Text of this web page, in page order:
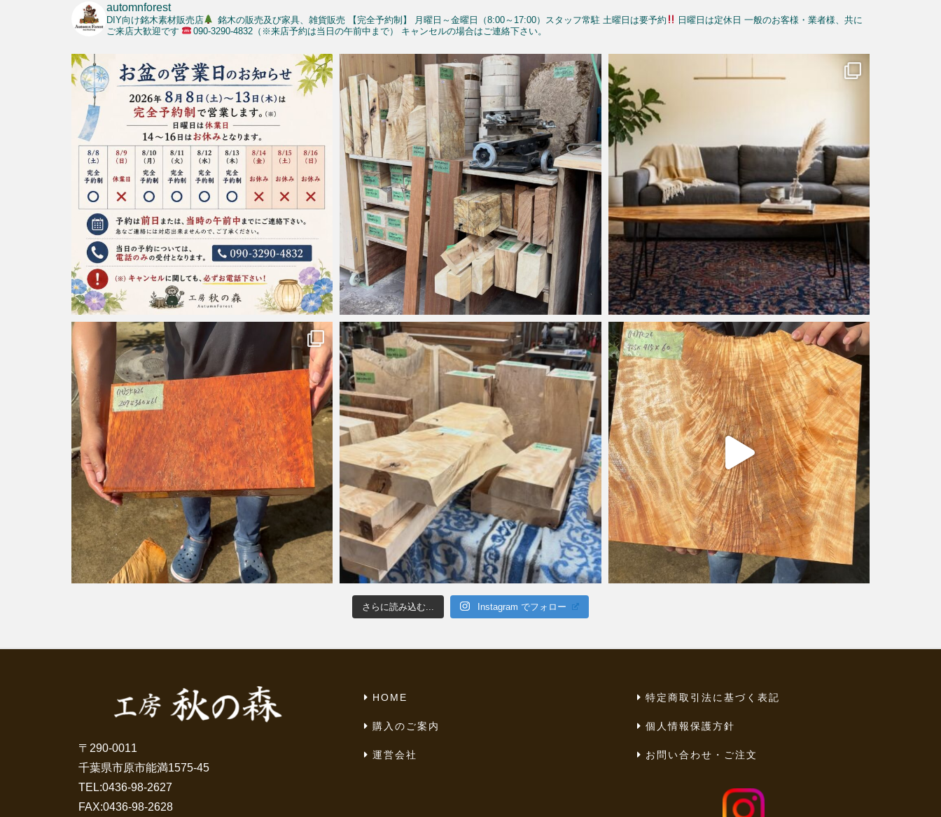
automnforest
DIY向け銘木素材販売店 銘木の販売及び家具、雑貨販売 【完全予約制】 月曜日～金曜日（8:00～17:00）スタッフ常駐 土曜日は要予約 日曜日は定休日 一般のお客様・業者様、共に
ご来店大歓迎です
090-3290-4832（※来店予約は当日の午前中まで） キャンセルの場合はご連絡下さい。
さらに読み込む... Instagram でフォロー
〒290-0011
千葉県市原市能満1575-45
TEL:0436-98-2627
FAX:0436-98-2628
HOME
購入のご案内
運営会社
特定商取引法に基づく表記
個人情報保護方針
お問い合わせ・ご注文